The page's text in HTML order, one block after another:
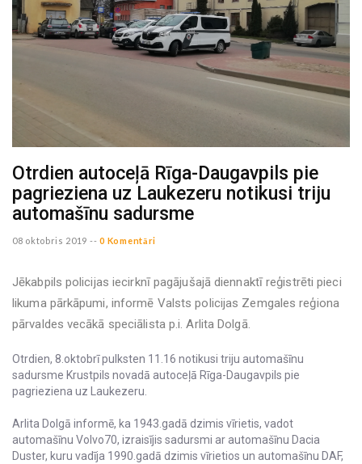
Otrdien autoceļā Rīga-Daugavpils pie
pagrieziena uz Laukezeru notikusi triju
automašīnu sadursme
08 oktobris 2019 -- 0 Komentāri
Jēkabpils policijas iecirknī pagājušajā diennaktī reģistrēti pieci
likuma pārkāpumi, informē Valsts policijas Zemgales reģiona
pārvaldes vecākā speciālista p.i. Arlita Dolgā.
Otrdien, 8.oktobrī pulksten 11.16 notikusi triju automašīnu
sadursme Krustpils novadā autoceļā Rīga-Daugavpils pie
pagrieziena uz Laukezeru.
Arlita Dolgā informē, ka 1943.gadā dzimis vīrietis, vadot
automašīnu Volvo70, izraisījis sadursmi ar automašīnu Dacia
Duster, kuru vadīja 1990.gadā dzimis vīrietios un automašīnu DAF,